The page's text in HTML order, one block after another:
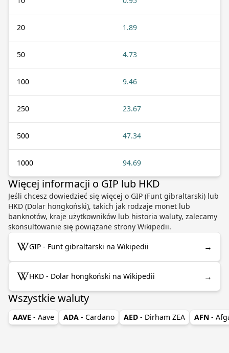
20 1.89
50 4.73
100 9.46
250 23.67
500 47.34
1000 94.69
Więcej informacji o GIP lub HKD
Jeśli chcesz dowiedzieć się więcej o GIP (Funt gibraltarski) lub
HKD (Dolar hongkoński), takich jak rodzaje monet lub
banknotów, kraje użytkowników lub historia waluty, zalecamy
skonsultowanie się powiązane strony Wikipedii.
GIP - Funt gibraltarski na Wikipedii →
HKD - Dolar hongkoński na Wikipedii →
Wszystkie waluty
AAVE - Aave ADA - Cardano AED - Dirham ZEA AFN -